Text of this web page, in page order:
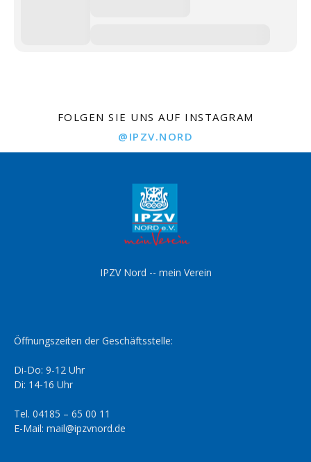
FOLGEN SIE UNS AUF INSTAGRAM
@IPZV.NORD
IPZV Nord -- mein Verein
Öffnungszeiten der Geschäftsstelle:
Di-Do: 9-12 Uhr
Di: 14-16 Uhr
Tel. 04185 – 65 00 11
E-Mail: mail@ipzvnord.de